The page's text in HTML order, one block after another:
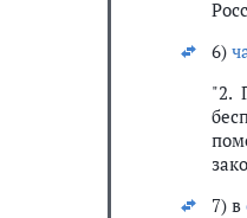
6)
"2.
7) в